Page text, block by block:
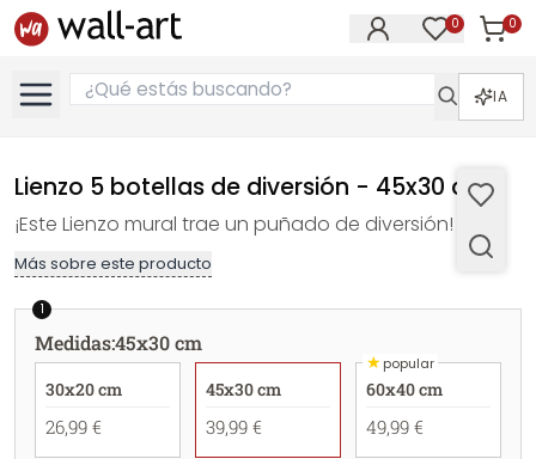
0 0
IA
Lienzo 5 botellas de diversión - 45x30 cm
¡Este Lienzo mural trae un puñado de diversión!
Más sobre este producto
1
Medidas:45x30 cm
30x20 cm
26,99 €
45x30 cm
39,99 €
★popular
60x40 cm
49,99 €